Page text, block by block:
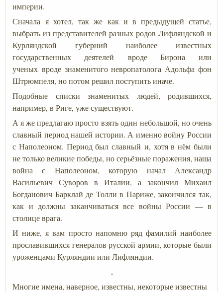
империи.
Сначала я хотел, так же как и в предыдущей статье,
выбрать из представителей разных родов Лифляндской и
Курляндской губерний наиболее известных
государственных деятелей вроде Бирона или
ученых вроде знаменитого невропатолога Адольфа фон
Штрюмпеля, но потом решил поступить иначе.
Подобные списки знаменитых людей, родившихся,
например, в Риге, уже существуют.
А я же предлагаю просто взять один небольшой, но очень
славный период нашей истории. А именно войну России
с Наполеоном. Период был славный и, хотя в нём были
не только великие победы, но серьёзные поражения, наша
война с Наполеоном, которую начал Александр
Васильевич Суворов в Италии, а закончил Михаил
Богданович Барклай де Толли в Париже, закончился так,
как и должны заканчиваться все войны России — в
столице врага.
И ниже, я вам просто напомню ряд фамилий наиболее
прославившихся генералов русской армии, которые были
уроженцами Курляндии или Лифляндии.
Многие имена, наверное, известны, некоторые известны